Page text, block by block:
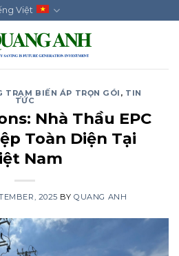
Việt
TRẠM BIẾN ÁP TRỌN GÓI , TIN
TỨC
Nhà Thầu EPC
Toàn Diện Tại
Nam
2025 BYQUANG ANH